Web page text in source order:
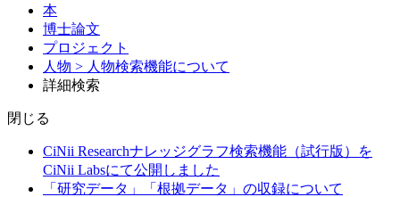
本
博士論文
プロジェクト
人物 > 人物検索機能について
詳細検索
閉じる
CiNii Researchナレッジグラフ検索機能（試行版）を
CiNii Labsにて公開しました
「研究データ」「根拠データ」の収録について